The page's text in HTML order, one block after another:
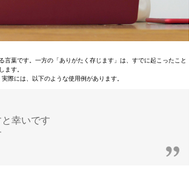
言葉です。一方の「ありがたく存じます」は、すでに起こったこと
ます。
際には、以下のような使用例があります。
幸いです